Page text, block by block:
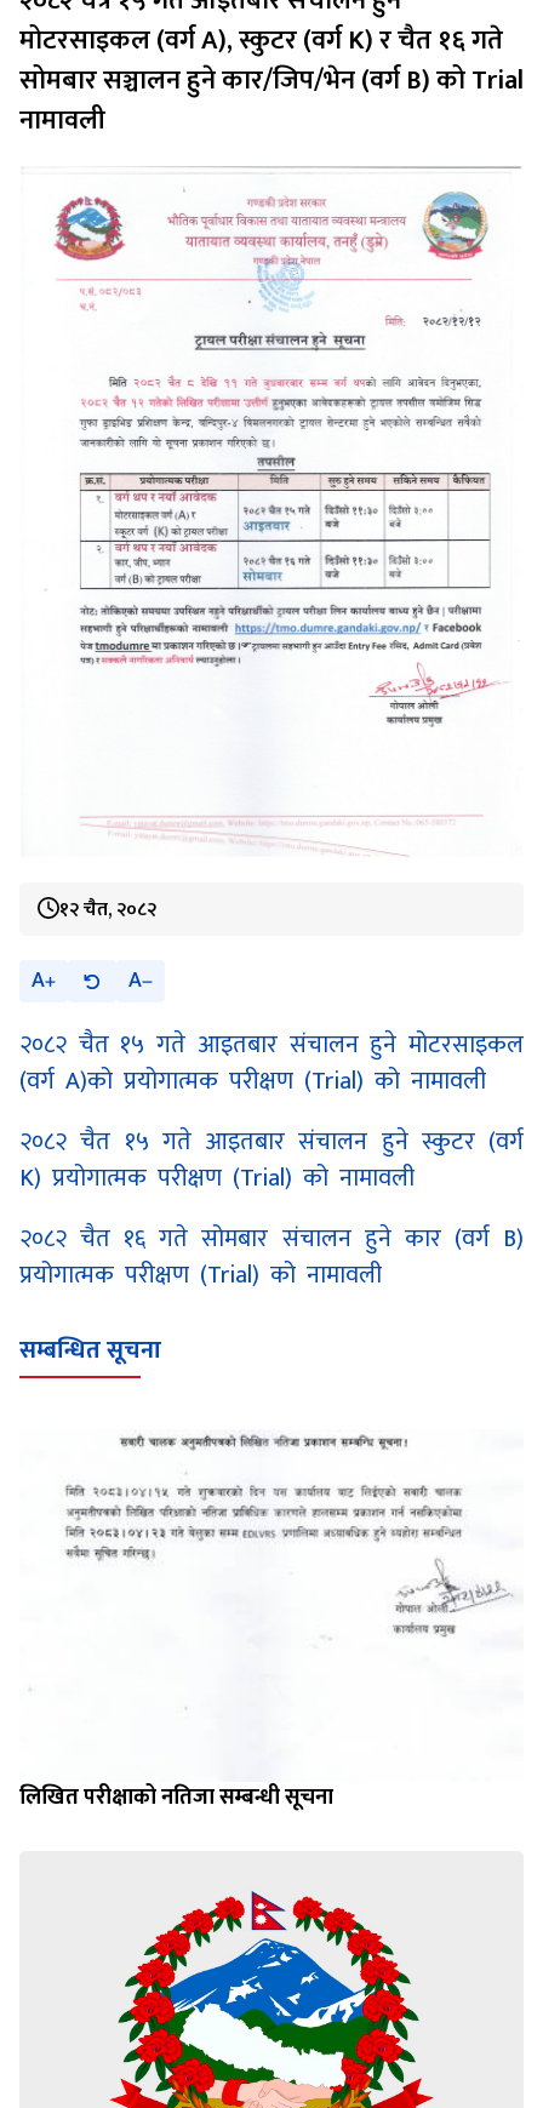
मोटरसाइकल (वर्ग A), स्कुटर (वर्ग K) र चैत १६ गते
सोमबार सञ्चालन हुने कार/जिप/भेन (वर्ग B) को Trial
नामावली
१२ चैत, २०८२
A A
२०८२ चैत १५ गते आइतबार संचालन हुने मोटरसाइकल
(वर्ग A)को प्रयोगात्मक परीक्षण (Trial) को नामावली
२०८२ चैत १५ गते आइतबार संचालन हुने स्कुटर (वर्ग
K) प्रयोगात्मक परीक्षण (Trial) को नामावली
२०८२ चैत १६ गते सोमबार संचालन हुने कार (वर्ग B)
प्रयोगात्मक परीक्षण (Trial) को नामावली
सम्बन्धित सूचना
लिखित परीक्षाको नतिजा सम्बन्धी सूचना